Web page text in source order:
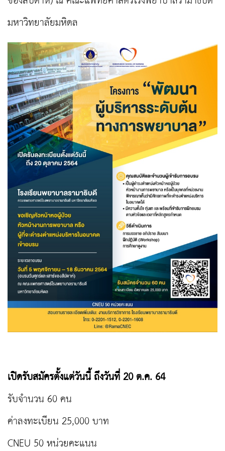
มหาวิทยาลัยมหิดล
เปิดรับสมัครตั้งแต่วันนี้ ถึงวันที่ 20 ต.ค. 64
รับจำนวน 60 คน
ค่าลงทะเบียน 25,000 บาท
CNEU 50 หน่วยคะแนน